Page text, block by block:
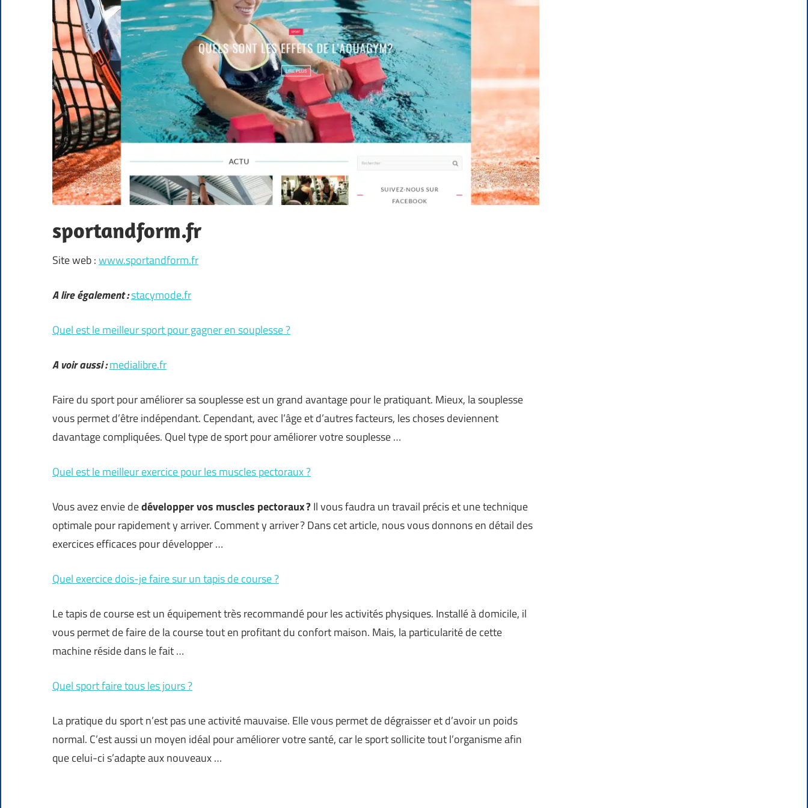
sportandform.fr
Site web :www.sportandform.fr
A lire également :stacymode.fr
Quel est le meilleur sport pour gagner en souplesse ?
A voir aussi :medialibre.fr
Faire du sport pour améliorer sa souplesse est un grand avantage pour le pratiquant. Mieux, la souplesse
vous permet d’être indépendant. Cependant, avec l’âge et d’autres facteurs, les choses deviennent
davantage compliquées. Quel type de sport pour améliorer votre souplesse …
Quel est le meilleur exercice pour les muscles pectoraux ?
Vous avez envie dedévelopper vos muscles pectoraux ?Il vous faudra un travail précis et une technique
optimale pour rapidement y arriver. Comment y arriver ? Dans cet article, nous vous donnons en détail des
exercices efficaces pour développer …
Quel exercice dois-je faire sur un tapis de course ?
Le tapis de course est un équipement très recommandé pour les activités physiques. Installé à domicile, il
vous permet de faire de la course tout en profitant du confort maison. Mais, la particularité de cette
machine réside dans le fait …
Quel sport faire tous les jours ?
La pratique du sport n’est pas une activité mauvaise. Elle vous permet de dégraisser et d’avoir un poids
normal. C’est aussi un moyen idéal pour améliorer votre santé, car le sport sollicite tout l’organisme afin
que celui-ci s’adapte aux nouveaux …